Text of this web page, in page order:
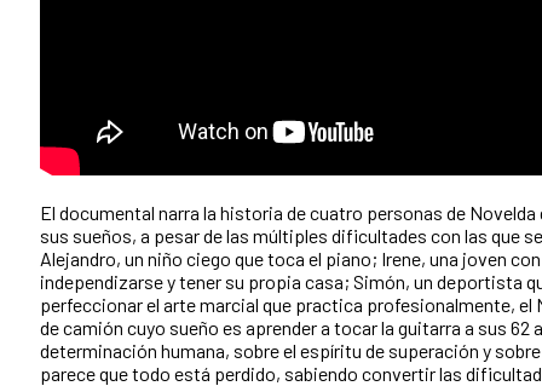
El documental narra la historia de cuatro personas de
sus sueños, a pesar de las múltiples dificultades con las que
Alejandro, un niño ciego que toca el piano; Irene, una joven
independizarse y tener su propia casa; Simón, un deportista
perfeccionar el arte marcial que practica profesionalmente, el
de camión cuyo sueño es aprender a tocar la guitarra a sus 62
determinación humana, sobre el espíritu de superación y
parece que todo está perdido, sabiendo convertir las